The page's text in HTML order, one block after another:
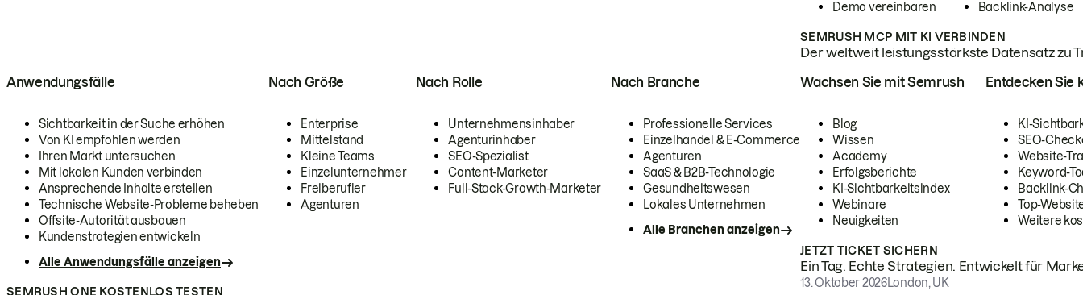
Demo vereinbaren
Backlink-Analyse
SEMRUSH MCP MIT KI VERBINDEN
Der weltweit leistungsstärkste Datensatz zu
Anwendungsfälle
Sichtbarkeit in der Suche erhöhen
Von KI empfohlen werden
Ihren Markt untersuchen
Mit lokalen Kunden verbinden
Ansprechende Inhalte erstellen
Technische Website-Probleme beheben
Offsite-Autorität ausbauen
Kundenstrategien entwickeln
Alle Anwendungsfälle anzeigen
Nach Größe
Enterprise
Mittelstand
Kleine Teams
Einzelunternehmer
Freiberufler
Agenturen
Nach Rolle
Unternehmensinhaber
Agenturinhaber
SEO-Spezialist
Content-Marketer
Full-Stack-Growth-Marketer
Nach Branche
Professionelle Services
Einzelhandel & E-Commerce
Agenturen
SaaS & B2B-Technologie
Gesundheitswesen
Lokales Unternehmen
Alle Branchen anzeigen
SEMRUSH ONE KOSTENLOS TESTEN
Wachsen Sie mit Semrush
Blog
Wissen
Academy
Erfolgsberichte
KI-Sichtbarkeitsindex
Webinare
Neuigkeiten
Entdecken Sie
KI-
SEO-
Website-
Keyword-
Backlink-
Top-
Weitere
JETZT TICKET SICHERN
Ein Tag. Echte Strategien. Entwickelt für
13. Oktober 2026London, UK